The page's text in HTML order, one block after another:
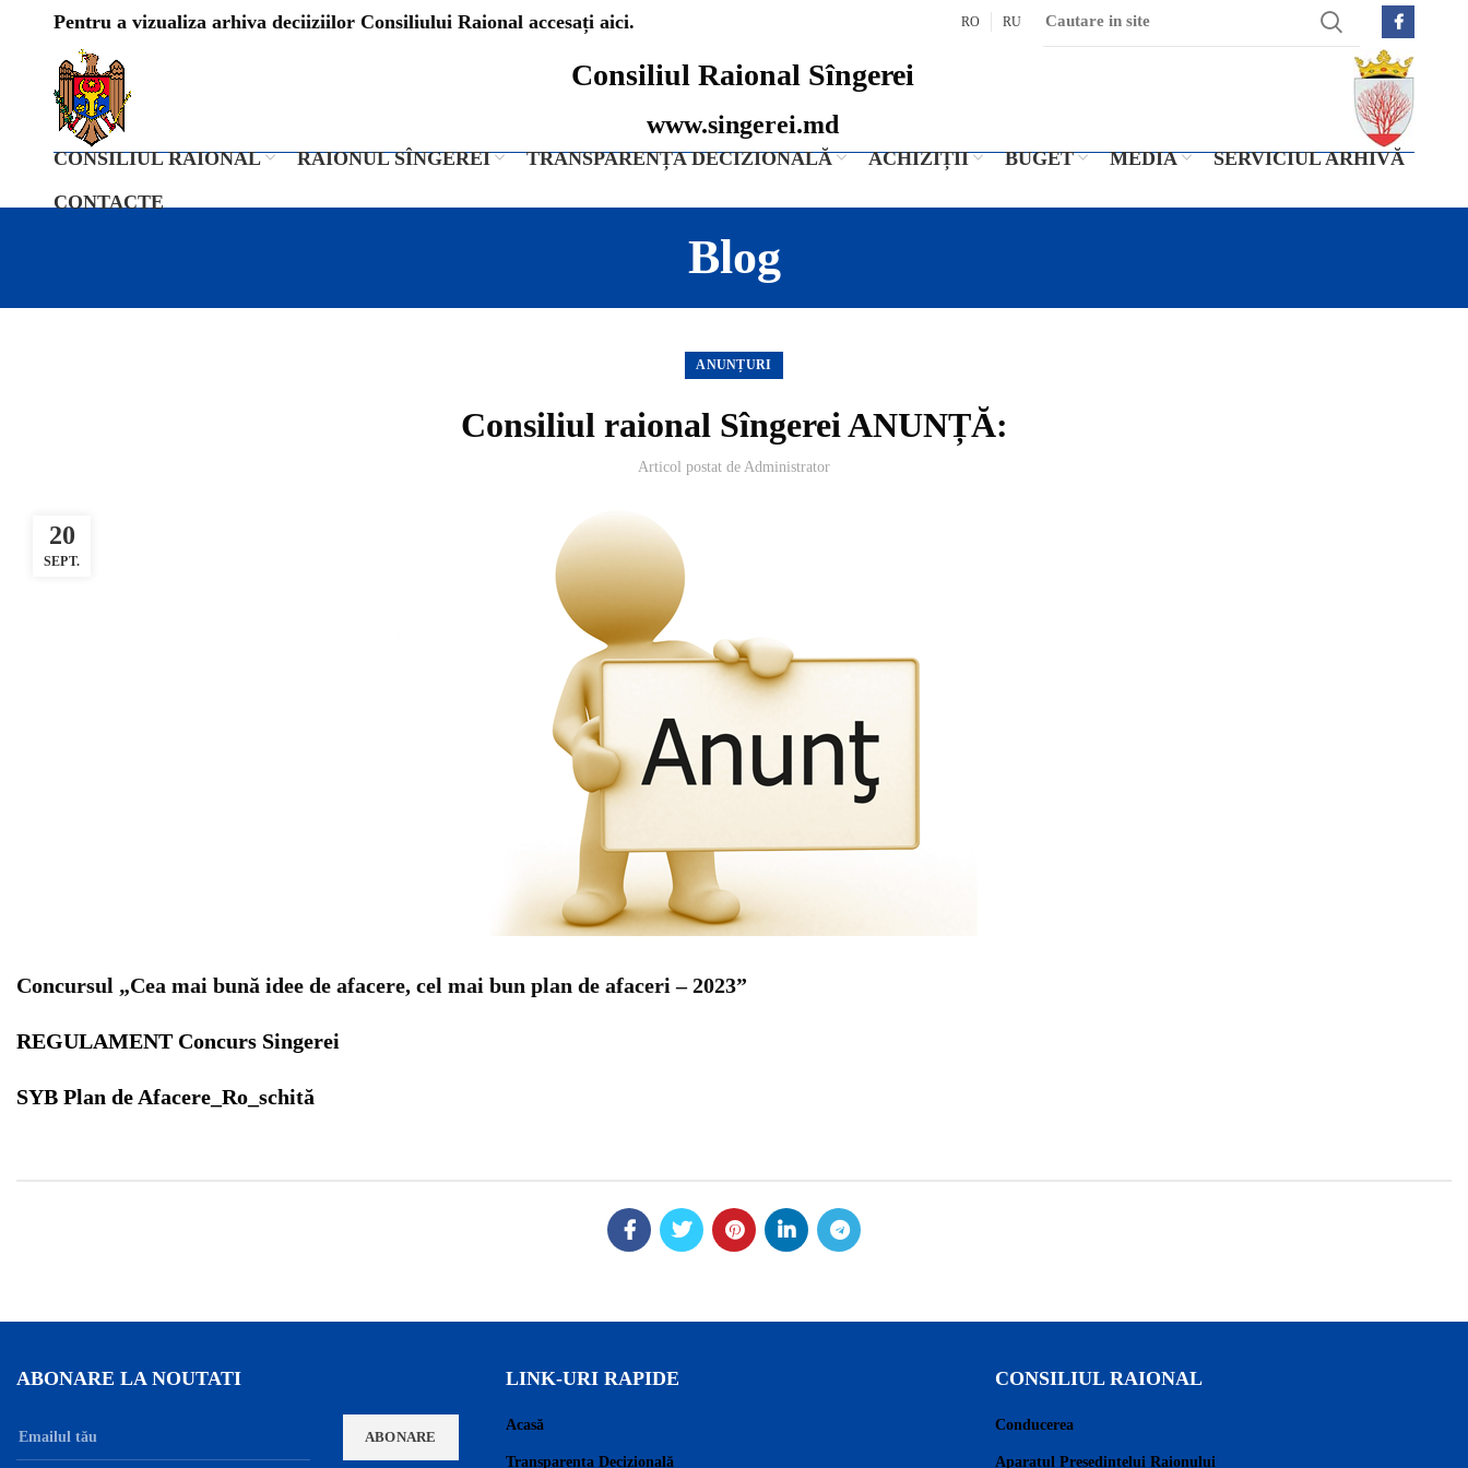
Pentru a vizualiza arhiva deciiziilor Consiliului Raional accesați aici. RO RU
Consiliul Raional Sîngerei
www.singerei.md
CONSILIUL RAIONAL RAIONUL SÎNGEREI TRANSPARENȚA DECIZIONALĂ ACHIZIȚII BUGET MEDIA
SERVICIUL ARHIVĂ
CONTACTE
Blog
ANUNȚURI
Consiliul raional Sîngerei ANUNȚĂ:
Articol postat de Administrator
20
SEPT.
Concursul „Cea mai bună idee de afacere, cel mai bun plan de afaceri – 2023”
REGULAMENT Concurs Singerei
SYB Plan de Afacere_Ro_schită
ABONARE LA NOUTATI LINK-URI RAPIDE
Acasă
Transparența Decizională
CONSILIUL RAIONAL
Conducerea
Aparatul Președintelui Raionului